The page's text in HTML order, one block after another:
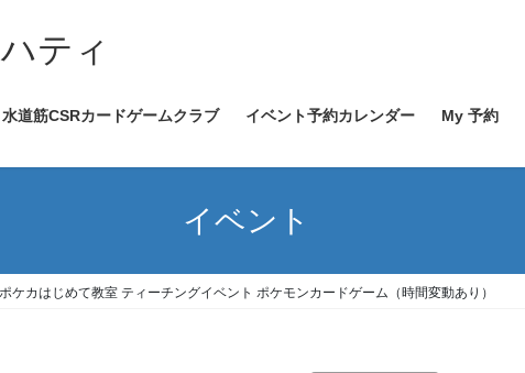
ティ
水道筋CSRカードゲームクラブ イベント予約カレンダー My 予約
イベント
ケカはじめて教室 ティーチングイベント ポケモンカードゲーム（時間変動あり）